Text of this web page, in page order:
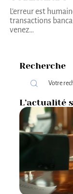
L'erreur est
transactions
venez…
Recherche
L’actualité